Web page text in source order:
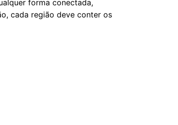
forma conectada,
cada região deve conter os